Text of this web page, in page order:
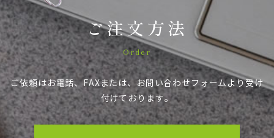
ご注文方法
Order
ご依頼はお電話、FAXまたは、お問い合わせフォームより受け
付けております。